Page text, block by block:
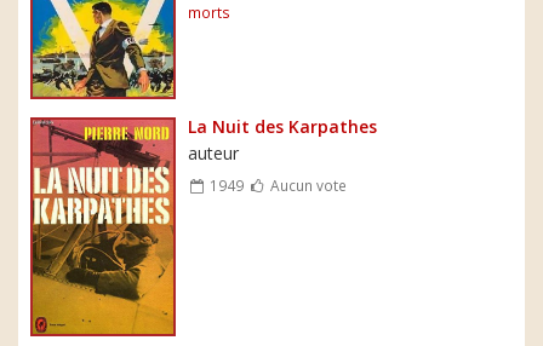
morts
La Nuit des Karpathes
auteur
1949 Aucun vote